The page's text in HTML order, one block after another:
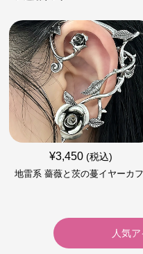
¥3,450 (税込)
地雷系 薔薇と茨の蔓イヤーカフ
人気